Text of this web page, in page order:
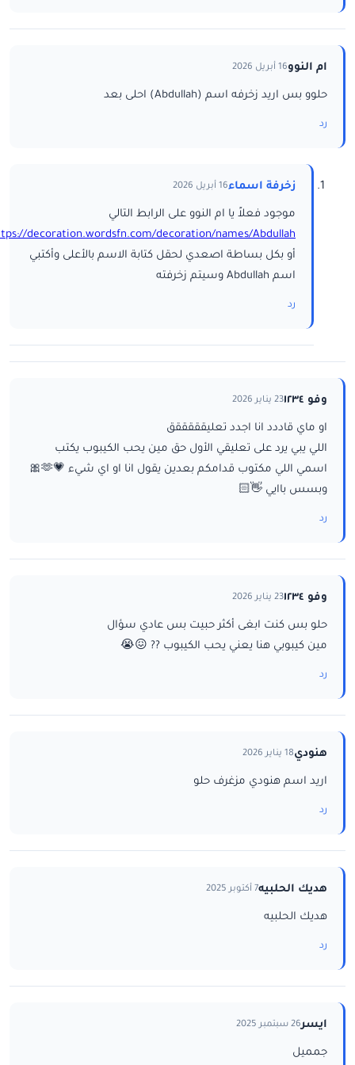
ام النوو16 أبريل 2026
حلوو بس اريد زخرفه اسم (Abdullah) احلى بعد
رد
زخرفة اسماء16 أبريل 2026
موجود فعلاً يا ام النوو على الرابط التالي
decoration.wordsfn.com/decoration/names/Abdullah/
أو بكل بساطة اصعدي لحقل كتابة الاسم بالأعلى وأكتبي
اسم Abdullah وسيتم زخرفته
رد
وفو ١٢٣٤ 23 يناير 2026
او ماي قاددد انا اجدد تعليقققققق
اللي يبي يرد على تعليقي الأول حق مين يحب الكيبوب يكتب
اسمي اللي مكتوب قدامكم بعدين يقول انا او اي شيء 💗🫶🎀
وبسس باايي 👋🏻
رد
وفو ١٢٣٤ 23 يناير 2026
حلو بس كنت ابغى أكثر حبيت بس عادي سؤال
مين كيبوبي هنا يعني يحب الكيبوب ?? 😖😭
رد
هنودي18 يناير 2026
اريد اسم هنودي مزغرف حلو
رد
هديك الحلبيه7 أكتوبر 2025
هديك الحلبيه
رد
ايسر26 سبتمبر 2025
جمميل